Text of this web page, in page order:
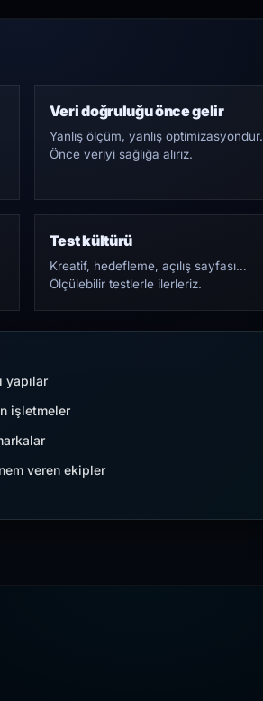
Veri doğruluğu önce gelir
Yanlış ölçüm, yanlış optimizasyondur.
Önce veriyi sağlığa alırız.
Test kültürü
Kreatif, hedefleme, açılış sayfası…
Ölçülebilir testlerle ilerleriz.
yapılar
işletmeler
veren ekipler